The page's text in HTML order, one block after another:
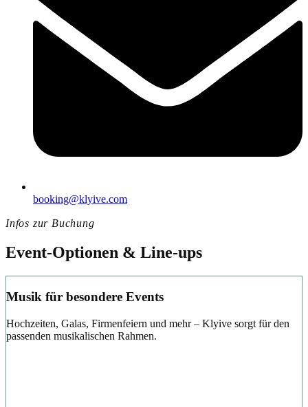
booking@klyive.com
Infos zur Buchung
Event-Optionen & Line-ups
Musik für besondere Events
Hochzeiten, Galas, Firmenfeiern und mehr – Klyive sorgt für den
passenden musikalischen Rahmen.